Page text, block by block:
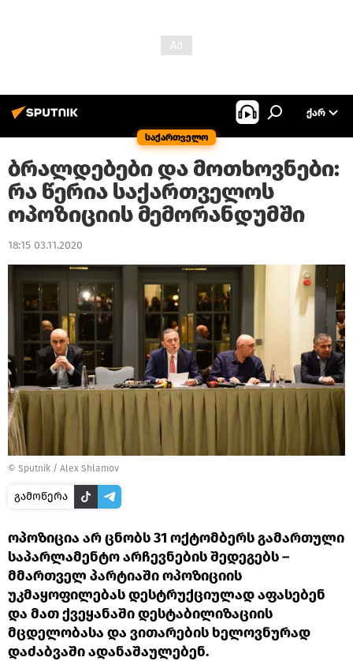
საქართველო
ᲥᲐᲠ
ბრალდებები და მოთხოვნები:
რა წერია საქართველოს
ოპოზიციის მემორანდუმში
18:15 03.11.2020
© Sputnik / Alex Shlamov
გამოწერა
ოპოზიცია არ ცნობს 31 ოქტომბერს გამართული
საპარლამენტო არჩევნების შედეგებს –
მმართველ პარტიაში ოპოზიციის
უკმაყოფილებას დესტრუქციულად აფასებენ
და მათ ქვეყანაში დესტაბილიზაციის
მცდელობასა და ვითარების ხელოვნურად
დაძაბვაში ადანაშაულებენ.